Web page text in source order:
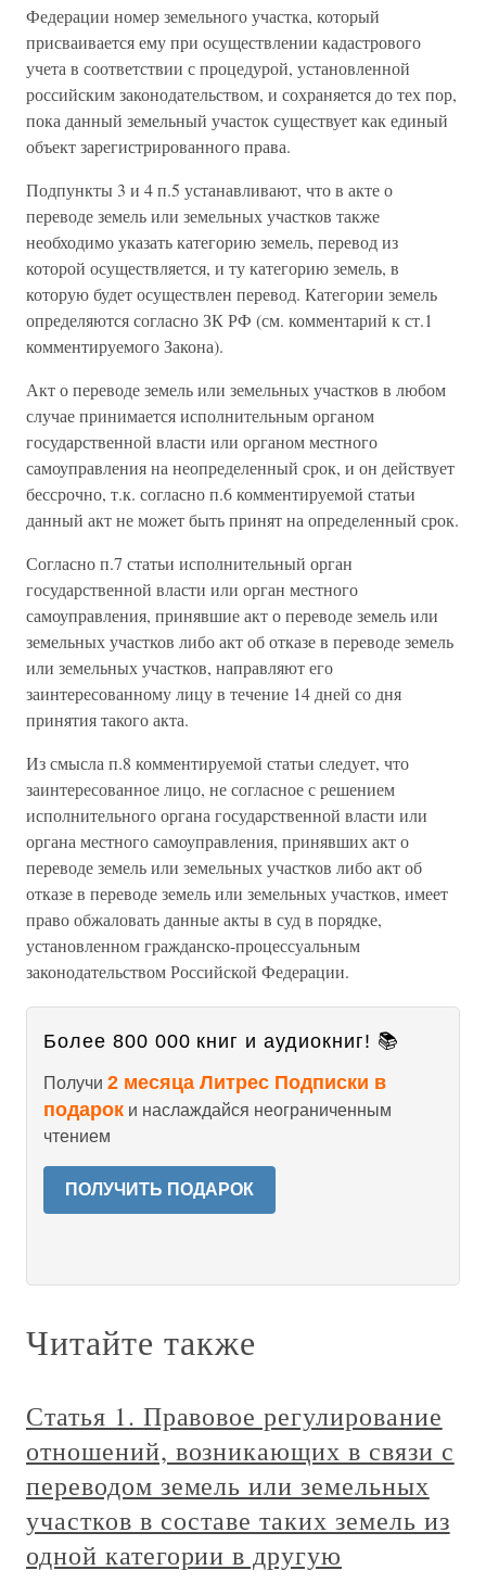
Федерации номер земельного участка, который
присваивается ему при осуществлении кадастрового
учета в соответствии с процедурой, установленной
российским законодательством, и сохраняется до тех пор,
пока данный земельный участок существует как единый
объект зарегистрированного права.
Подпункты 3 и 4 п.5 устанавливают, что в акте о
переводе земель или земельных участков также
необходимо указать категорию земель, перевод из
которой осуществляется, и ту категорию земель, в
которую будет осуществлен перевод. Категории земель
определяются согласно ЗК РФ (см. комментарий к ст.1
комментируемого Закона).
Акт о переводе земель или земельных участков в любом
случае принимается исполнительным органом
государственной власти или органом местного
самоуправления на неопределенный срок, и он действует
бессрочно, т.к. согласно п.6 комментируемой статьи
данный акт не может быть принят на определенный срок.
Согласно п.7 статьи исполнительный орган
государственной власти или орган местного
самоуправления, принявшие акт о переводе земель или
земельных участков либо акт об отказе в переводе земель
или земельных участков, направляют его
заинтересованному лицу в течение 14 дней со дня
принятия такого акта.
Из смысла п.8 комментируемой статьи следует, что
заинтересованное лицо, не согласное с решением
исполнительного органа государственной власти или
органа местного самоуправления, принявших акт о
переводе земель или земельных участков либо акт об
отказе в переводе земель или земельных участков, имеет
право обжаловать данные акты в суд в порядке,
установленном гражданско-процессуальным
законодательством Российской Федерации.
Более 800 000 книг и аудиокниг! 📚
Получи 2 месяца Литрес Подписки в
подарок и наслаждайся неограниченным
чтением
ПОЛУЧИТЬ ПОДАРОК
Читайте также
Статья 1. Правовое регулирование
отношений, возникающих в связи с
переводом земель или земельных
участков в составе таких земель из
одной категории в другую